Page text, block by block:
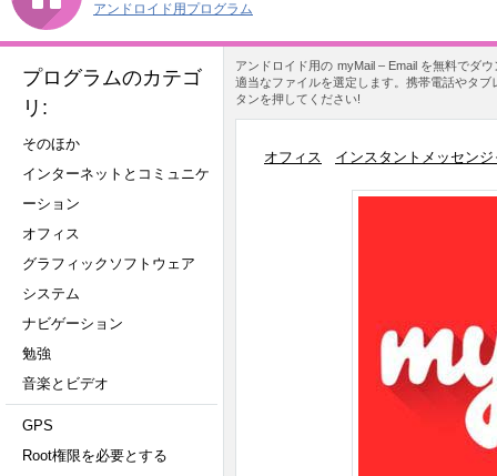
アンドロイド用プログラム
プログラムのカテゴ
リ:
そのほか
インターネットとコミュニケ
ーション
オフィス
グラフィックソフトウェア
システム
ナビゲーション
勉強
音楽とビデオ
GPS
Root権限を必要とする
アンドロイド用の myMail – Email を無料でダ
適当なファイルを選定します。携帯電話やタ
タンを押してください!
オフィス インスタントメッセンジ